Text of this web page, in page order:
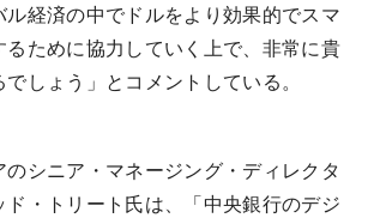
ル経済の中でドルをより効果的でスマ
るために協力していく上で、非常に貴
しょう」とコメントしている。
のシニア・マネージング・ディレクタ
ド・トリート氏は、「中央銀行のデジ